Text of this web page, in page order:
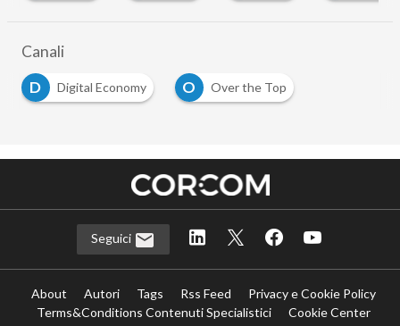
Canali
D
Digital Economy O Over the Top
Seguici
About Autori Tags Rss Feed
Privacy e Cookie Policy
Terms&Conditions Contenuti Specialistici
Cookie Center